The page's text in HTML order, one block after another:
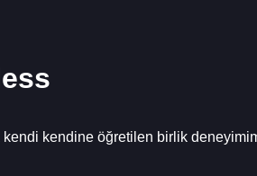
kendi kendine öğretilen birlik